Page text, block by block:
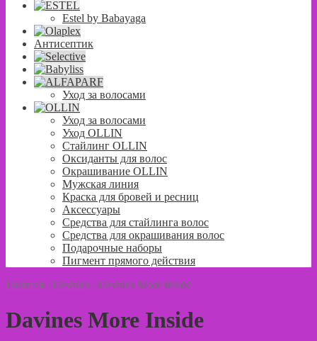
Estel by Babayaga
Антисептик
Уход за волосами
Уход за волосами
Уход OLLIN
Стайлинг OLLIN
Оксиданты для волос
Окрашивание OLLIN
Мужская линия
Краска для бровей и ресниц
Аксессуары
Средства для стайлинга волос
Средства для окрашивания волос
Подарочные наборы
Пигмент прямого действия
Главная / Davines / Davines More Inside
Davines More Inside